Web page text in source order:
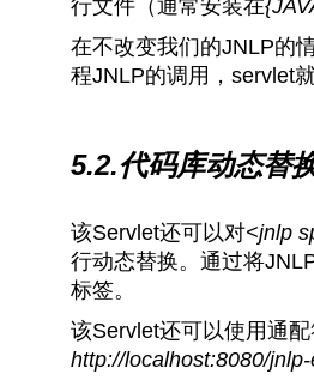
行文件（通常安装在
在不改变我们的JNLP的
程JNLP的调用，servlet
5.2.代码库动态替
该Servlet还可以对<jnlp
行动态替换。通过将
标签。
该Servlet还可以使用通
http://localhost:8080/